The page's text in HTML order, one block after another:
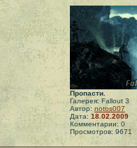
Пропасти.
Галерея: Fallout 3
Автор: notos007
Дата: 18.02.2009
Комментарии: 0
Просмотров: 9671